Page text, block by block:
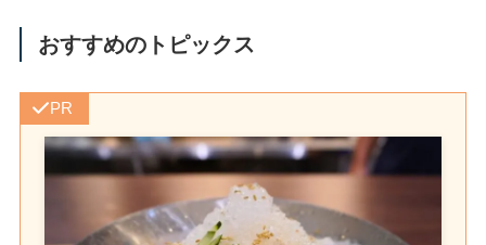
おすすめのトピックス
PR